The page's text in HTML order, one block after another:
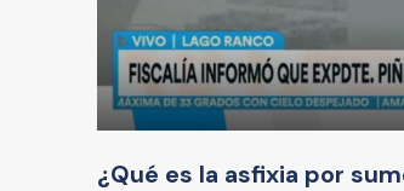
¿Qué es la asfixia por